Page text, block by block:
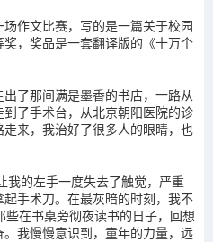
作文比赛，写的是一篇关于校园
，奖品是一套翻译版的《十万个
了那间满是墨香的书店，一路从
了手术台，从北京朝阳医院的诊
来，我治好了很多人的眼睛，也
我的左手一度失去了触觉，严重
手术刀。在最灰暗的时刻，我不
在书桌旁彻夜读书的日子，回想
我慢慢意识到，童年的力量，远